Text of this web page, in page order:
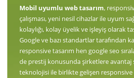
Mobil uyumlu web tasarım,
çalışması, yeni nesil cihazlar ile uyum
kolaylığı, kolay üyelik ve işleyiş olarak
Google ve bazı standartlar tarafından
responsive tasarım hen google seo
de prestij konusunda şirketlere avantaj
teknolojisi ile birlikte gelişen responsive